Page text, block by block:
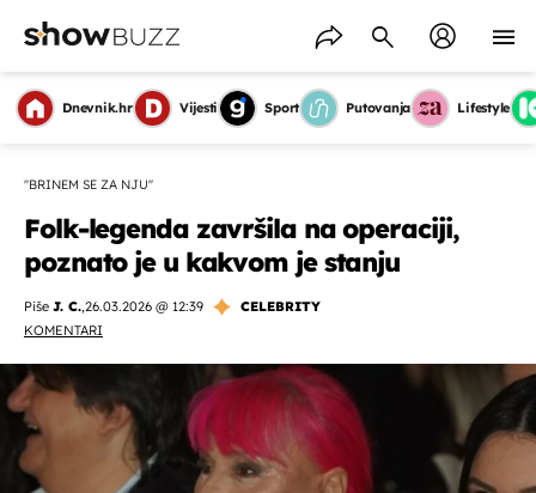
Dnevnik.hr Vijesti Sport Putovanja Lifestyle
''BRINEM SE ZA NJU''
Folk-legenda završila na operaciji,
poznato je u kakvom je stanju
Piše J. C.,26.03.2026 @ 12:39
CELEBRITY
KOMENTARI
OMOGUĆI OBAVIJESTI